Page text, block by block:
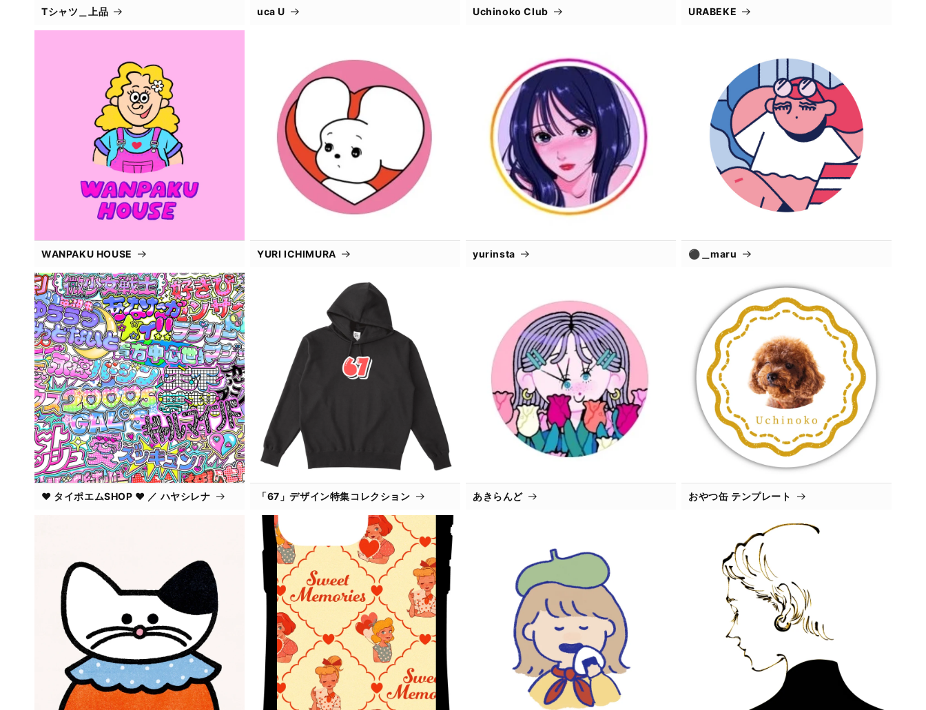
Tシャツ＿上品 uca U Uchinoko Club URABEKE
WANPAKU HOUSE YURI ICHIMURA yurinsta ⚫︎＿maru
❤︎ タイポエムSHOP ❤︎ ／ ハヤシレナ 「67」デザイン特集コレクション あきらんど おやつ缶 テンプレート